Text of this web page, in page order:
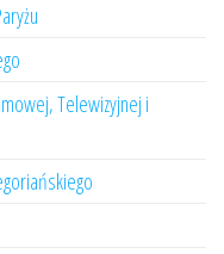
Telewizyjnej i